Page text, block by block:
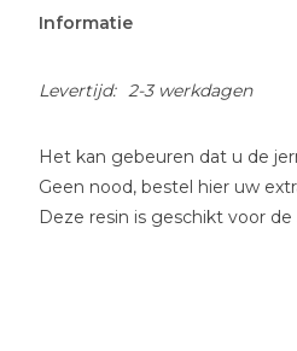
Informatie
Levertijd: 2-3 werkdagen
Het kan gebeuren dat u de
Geen nood, bestel hier uw
Deze resin is geschikt voor